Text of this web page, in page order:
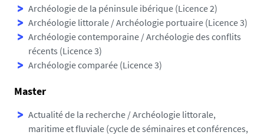
Archéologie de la péninsule ibérique (Licence 2)
Archéologie littorale / Archéologie portuaire (Licence 3)
Archéologie contemporaine / Archéologie des conflits
récents (Licence 3)
Archéologie comparée (Licence 3)
Master
Actualité de la recherche / Archéologie littorale,
maritime et fluviale (cycle de séminaires et conférences,